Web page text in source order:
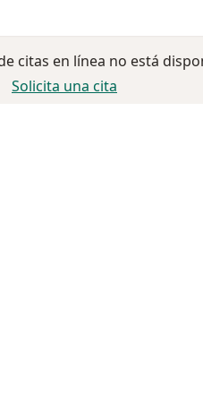
citas en línea no está
Solicita una cita